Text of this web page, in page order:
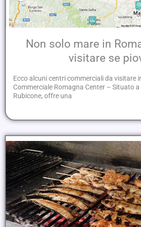
Non solo mare in
visitare se
Ecco alcuni centri commerciali da visitare
Commerciale Romagna Center – Situato a
Rubicone, offre una